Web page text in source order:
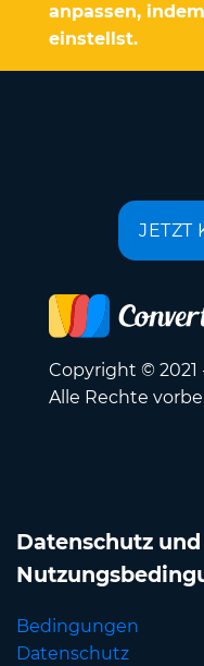
anpassen,
einstellst.
JETZT
Copyright © 2021
Alle Rechte
Datenschutz und
Bedingungen
Datenschutz